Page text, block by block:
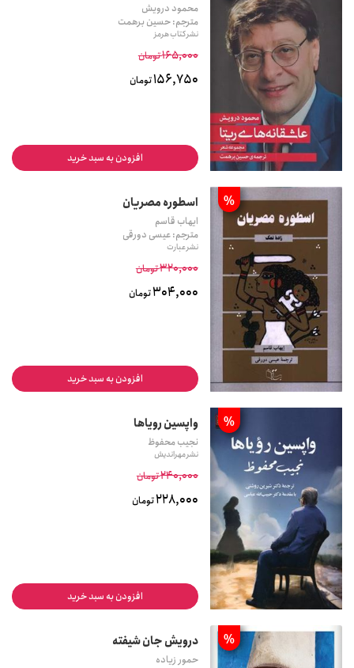
محمود درویش
مترجم: حسین برهمت
نشر کتاب هرمز
165,000تومان
156,750تومان
افزودن به سبد خرید
% اسطوره مصریان
ایهاب قاسم
مترجم: عیسی دورقی
نشر عبارت
320,000تومان
304,000تومان
افزودن به سبد خرید
% واپسین رویاها
نجیب محفوظ
نشر مهراندیش
240,000تومان
228,000تومان
افزودن به سبد خرید
% درویش جان شیفته
حمور زیاده